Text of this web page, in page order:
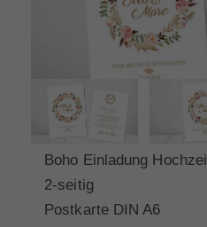
Boho Einladung
2-seitig
Postkarte DIN A6